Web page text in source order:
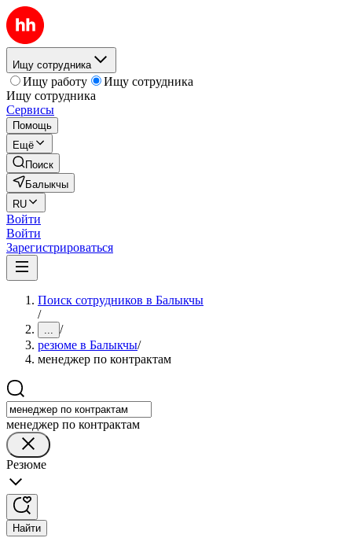
Ищу сотрудника
Ищу работу
Ищу сотрудника
Ищу сотрудника
Сервисы
Помощь
Ещё
Поиск
Балыкчы
RU
Войти
Войти
Зарегистрироваться
Поиск сотрудников в Балыкчы
/
... /
резюме в Балыкчы/
менеджер по контрактам
менеджер по контрактам
Резюме
Найти